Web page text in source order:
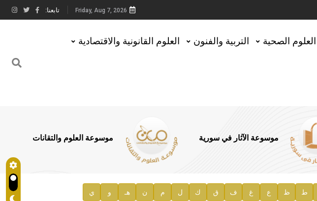
Friday, Aug 7, 2026 تابعنا:
العلوم الصحية التربية والفنون العلوم القانونية والاقتصادية
موسوعة الآثار في سورية موسوعة العلوم والتقانات
ط ظ ع غ ف ق ك ل م ن هـ و ي